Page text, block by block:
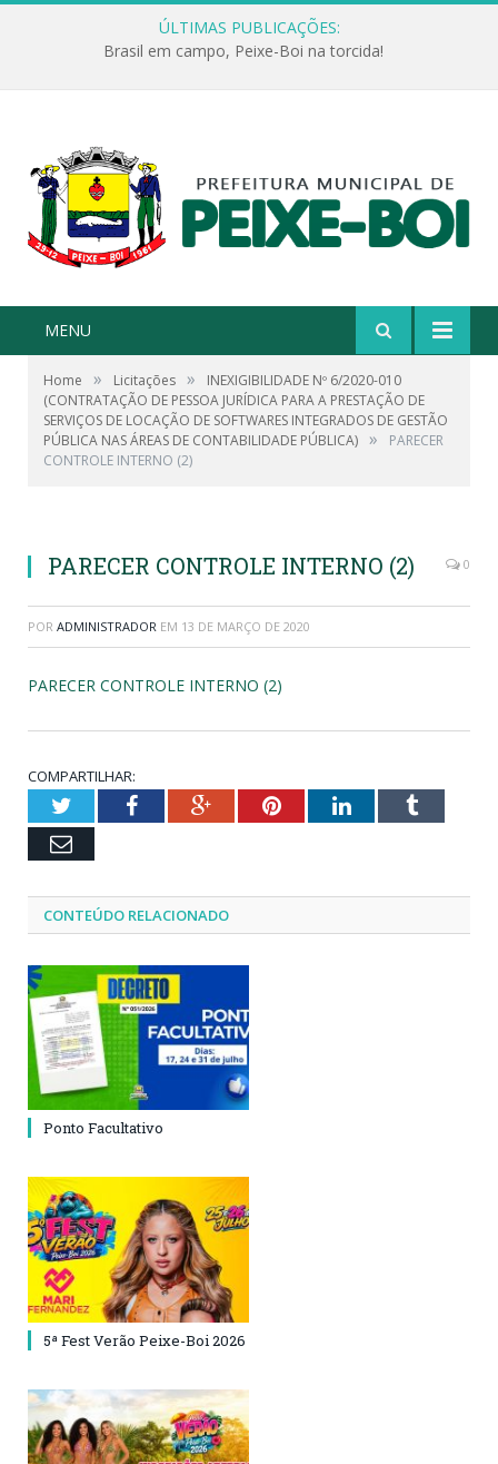
ÚLTIMAS PUBLICAÇÕES:
Brasil em campo, Peixe-Boi na torcida!
MENU
Home » Licitações »
INEXIGIBILIDADE Nº 6/2020-010
(CONTRATAÇÃO DE PESSOA JURÍDICA PARA A PRESTAÇÃO DE
SERVIÇOS DE LOCAÇÃO DE SOFTWARES INTEGRADOS DE GESTÃO
PÚBLICA NAS ÁREAS DE CONTABILIDADE PÚBLICA) »
PARECER
CONTROLE INTERNO (2)
PARECER CONTROLE INTERNO (2) 0
POR ADMINISTRADOR EM 13 DE MARÇO DE 2020
PARECER CONTROLE INTERNO (2)
COMPARTILHAR:
TwitterFacebookGoogle+PinterestLinkedInTumblr
Email
CONTEÚDO RELACIONADO
Ponto Facultativo
5ª Fest Verão Peixe-Boi 2026